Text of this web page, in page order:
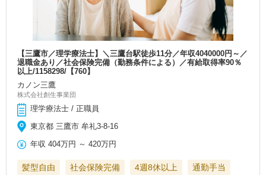
【三鷹市／理学療法士】＼三鷹台駅徒歩11分／年収4040000円～／
退職金あり／社会保険完備（勤務条件による）／有給取得率90％
以上/1158298/【760】
カノン三鷹
株式会社創生事業団
理学療法士 / 正職員
東京都 三鷹市 牟礼3-8-16
年収 404万円 ～420万円
髪型自由 社会保険完備 4週8休以上
通勤手当